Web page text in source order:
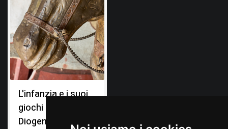
L'infanzia e i suoi
giochi nel Museo
Diogene Penzi